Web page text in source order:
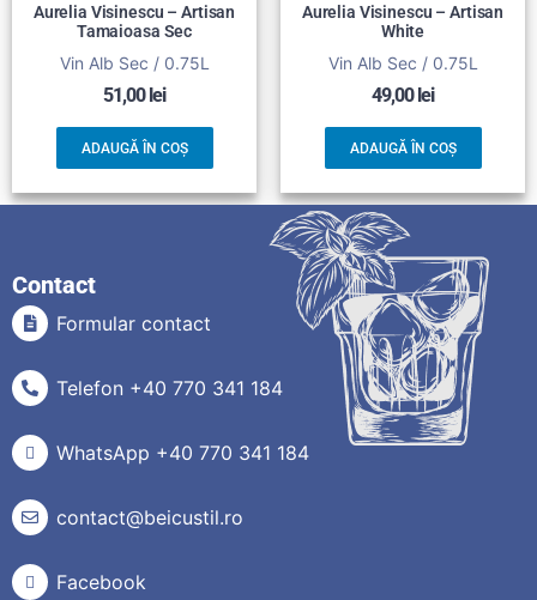
Aurelia Visinescu – Artisan
Tamaioasa Sec
Vin Alb Sec / 0.75L
51,00lei
ADAUGĂ ÎN COȘ
Aurelia Visinescu – Artisan
White
Vin Alb Sec / 0.75L
49,00lei
ADAUGĂ ÎN COȘ
Contact
Formular contact
Telefon +40 770 341 184
WhatsApp +40 770 341 184
contact@beicustil.ro
Facebook